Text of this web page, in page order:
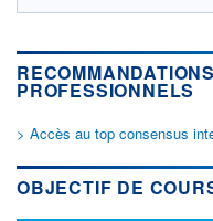
DONNÉES TEMPS
Politique d'exécution
Cotation sur les autres
OUVERTURE
0,0000
PROFESSIONNELS
> Accès au top consensus
OBJECTIF DE